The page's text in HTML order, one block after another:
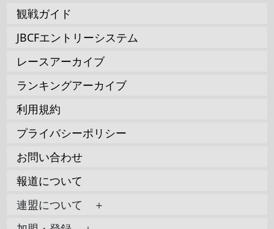
観戦ガイド
JBCFエントリーシステム
レースアーカイブ
ランキングアーカイブ
利用規約
プライバシーポリシー
お問い合わせ
報道について
連盟について ＋